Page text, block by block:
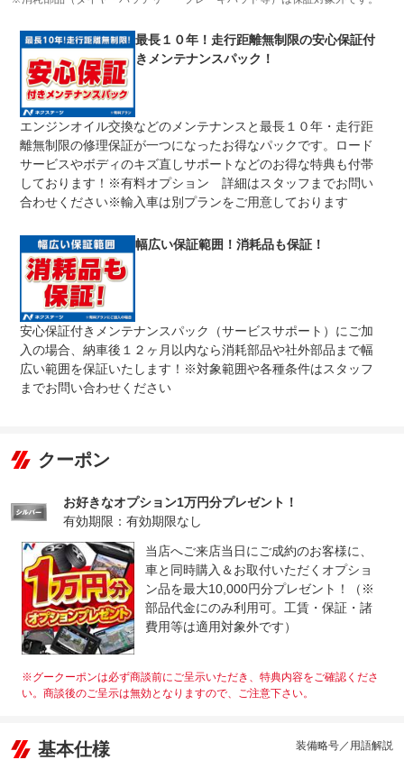
修理回数 無制限
上限金額
限度額無制限
期間中は何度でも修理可能！修理金額は車両本体価格の１
００％までしっかり保証します。車両本体価格５０万円以
下の場合は５０万円まで保証します。
免責金
無し
保証修理の対象となる場合は、お客様の費用負担は一切ご
ざいません。
保証修理
受付先
全国のネクステージで受付可能！ご遠方でネクステージに
持ち込めないお客様も保証修理はお受け頂けます。詳細
法定整備
整備付 法定12ヶ月または法定24ヶ月点検整備付
※車検なし・車検整備付の場合は法定24ヶ月点検整備付
※商用車は6ヶ月または12ヶ月点検整備付
法定整備
について
１．契約後～納車までに法定点検を実施致します。 ２．
支払総額に整備代金を含んでおります。 ３．点検記録簿
が発行されます。
最長１０年！走行距離無制限の安心保証付
きメンテナンスパック！
エンジンオイル交換などのメンテナンスと最長１０年・走行距
離無制限の修理保証が一つになったお得なパックです。ロード
サービスやボディのキズ直しサポートなどのお得な特典も付帯
しております！※有料オプション 詳細はスタッフまでお問い
合わせください※輸入車は別プランをご用意しております
幅広い保証範囲！消耗品も保証！
安心保証付きメンテナンスパック（サービスサポート）にご加
入の場合、納車後１２ヶ月以内なら消耗部品や社外部品まで幅
広い範囲を保証いたします！※対象範囲や各種条件はスタッフ
までお問い合わせください
クーポン
お好きなオプション1万円分プレゼント！
有効期限：有効期限なし
当店へご来店当日にご成約のお客様に、
車と同時購入＆お取付いただくオプショ
ン品を最大10,000円分プレゼント！（※
部品代金にのみ利用可。工賃・保証・諸
費用等は適用対象外です）
※グークーポンは必ず商談前にご呈示いただき、特典内容をご確認くださ
い。商談後のご呈示は無効となりますので、ご注意下さい。
基本仕様 装備略号／用語解説